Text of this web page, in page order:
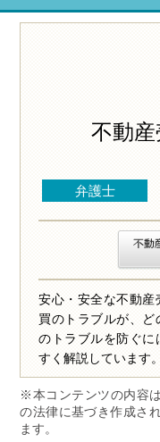
不動
弁護士
安心・安全な不動産
買のトラブルが、
のトラブルを防ぐに
すく解説しています。
※本コンテンツの内容
の法律に基づき作成さ
ます。